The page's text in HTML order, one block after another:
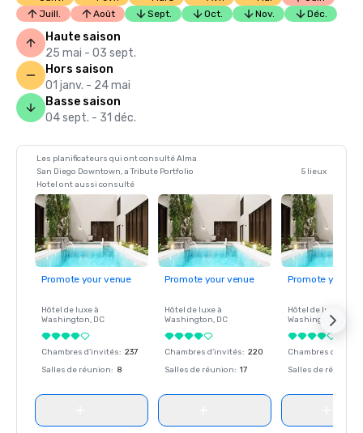
Juill.
Août Sept. Oct. Nov. Déc.
Haute saison
25 mai - 03 sept.
Hors saison
01 janv. - 24 mai
Basse saison
04 sept. - 31 déc.
Les planificateurs qui ont consulté Alma
San Diego Downtown, a Tribute Portfolio
Hotel ont aussi consulté
5 lieux
Promote your venue
Hôtel de luxe à
Washington, DC
Chambres d'invités: 237
Salles de réunion: 8
Promote your venue
Hôtel de luxe à
Washington, DC
Chambres d'invités: 220
Salles de réunion: 17
Promote your
Hôtel de luxe à
Washington
Chambres
Salles de réunion